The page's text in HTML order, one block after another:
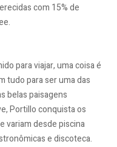
com 15% de
para viajar, uma coisa é
tudo para ser uma das
belas paisagens
Portillo conquista os
variam desde piscina
e discoteca.